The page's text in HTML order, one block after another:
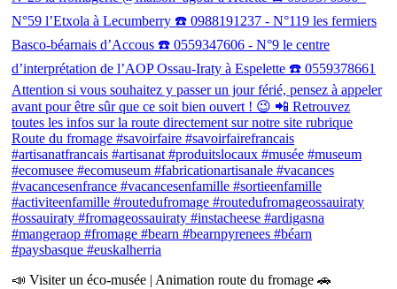
📣 Visiter un éco-musée | Animation route du fromage 🚗